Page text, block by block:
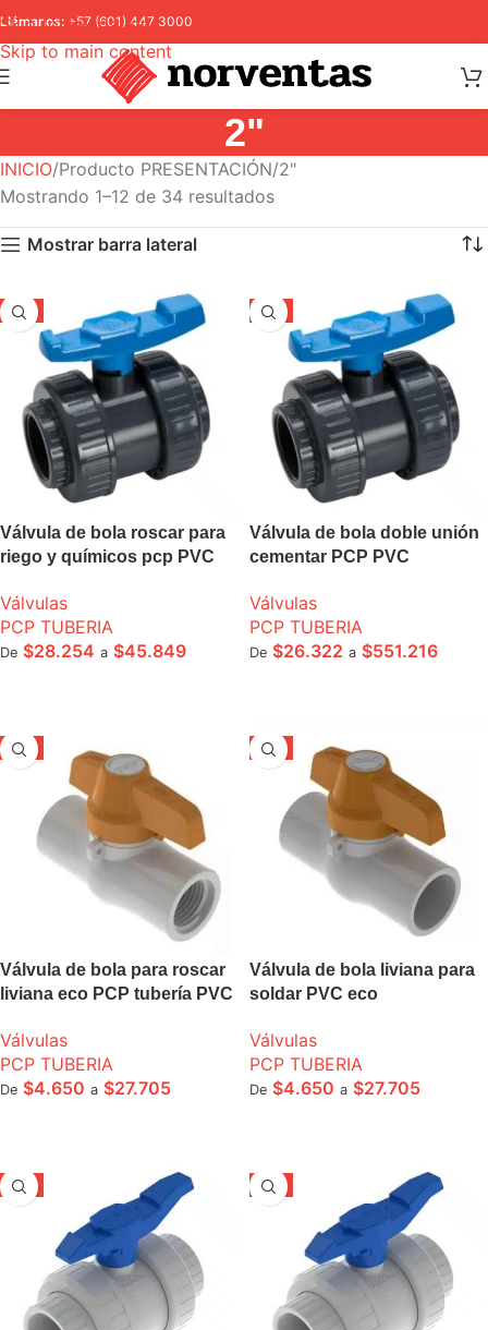
Skip to navigation
Skip to main content
Llámanos: +57 (601) 447 3000
2"
INICIO Producto PRESENTACIÓN 2"
Mostrando 1–12 de 34 resultados
Mostrar barra lateral
-5%
Válvula de bola roscar para
riego y químicos pcp PVC
Válvulas
PCP TUBERIA
De $28.254 a $45.849
-5%
Válvula de bola doble unión
cementar PCP PVC
Válvulas
PCP TUBERIA
De $26.322 a $551.216
-5%
Válvula de bola para roscar
liviana eco PCP tubería PVC
Válvulas
PCP TUBERIA
De $4.650 a $27.705
-5%
Válvula de bola liviana para
soldar PVC eco
Válvulas
PCP TUBERIA
De $4.650 a $27.705
-5% -5%